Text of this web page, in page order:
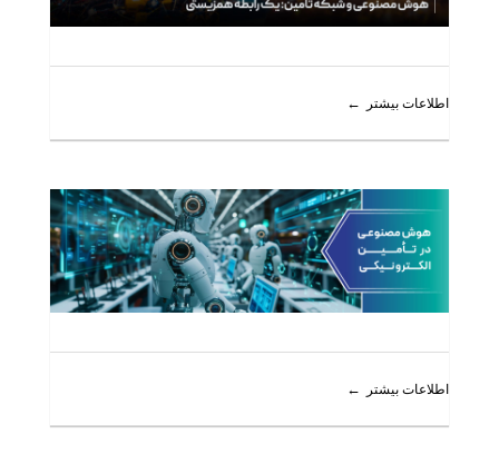
اطلاعات بیشتر
اطلاعات بیشتر